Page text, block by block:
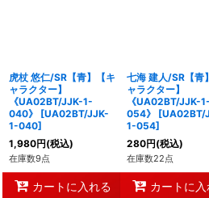
虎杖 悠仁/SR【青】【キ
ャラクター】
《UA02BT/JJK-1-
040》
[UA02BT/JJK-
1-040]
1,980円(税込)
在庫数9点
カートに入れる
七海 建人/SR【青
ャラクター】
《UA02BT/JJK-1-
054》
[UA02BT/
1-054]
280円(税込)
在庫数22点
カートに入